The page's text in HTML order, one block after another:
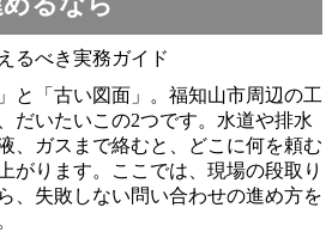
るべき実務ガイド
と「古い図面」。福知山市周辺の工
だいたいこの2つです。水道や排水
、ガスまで絡むと、どこに何を頼む
がります。ここでは、現場の段取り
、失敗しない問い合わせの進め方を